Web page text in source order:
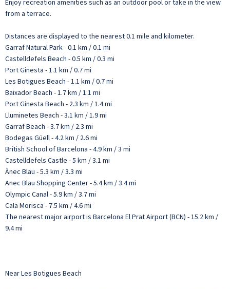
Enjoy recreation amenities such as an outdoor pool or take in the view
from a terrace.
Distances are displayed to the nearest 0.1 mile and kilometer.
Garraf Natural Park - 0.1 km / 0.1 mi
Castelldefels Beach - 0.5 km / 0.3 mi
Port Ginesta - 1.1 km / 0.7 mi
Les Botigues Beach - 1.1 km / 0.7 mi
Baixador Beach - 1.7 km / 1.1 mi
Port Ginesta Beach - 2.3 km / 1.4 mi
Lluminetes Beach - 3.1 km / 1.9 mi
Garraf Beach - 3.7 km / 2.3 mi
Bodegas Güell - 4.2 km / 2.6 mi
British School of Barcelona - 4.9 km / 3 mi
Castelldefels Castle - 5 km / 3.1 mi
Ànec Blau - 5.3 km / 3.3 mi
Anec Blau Shopping Center - 5.4 km / 3.4 mi
Olympic Canal - 5.9 km / 3.7 mi
Cala Morisca - 7.5 km / 4.6 mi
The nearest major airport is Barcelona El Prat Airport (BCN) - 15.2 km /
9.4 mi
Near Les Botigues Beach